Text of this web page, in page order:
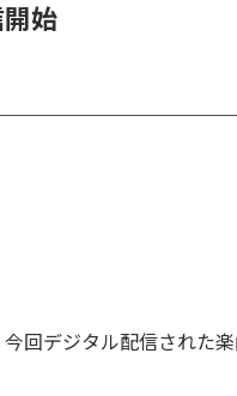
開始
回デジタル配信された楽